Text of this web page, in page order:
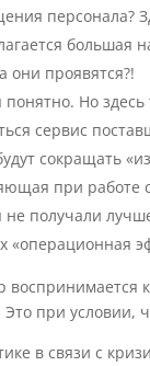
персонала?
большая
они проявятся?!
Но здесь
сервис
сокращать
при работе
получали
«операционная
при условии,
в связи с